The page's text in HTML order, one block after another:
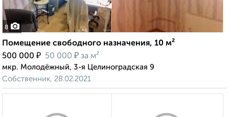
8
Помещение свободного назначения, 10 м²
500 000 ₽ 50 000 ₽ за м²
мкр. Молодёжный, 3-я Целиноградская 9
Собственник, 28.02.2021